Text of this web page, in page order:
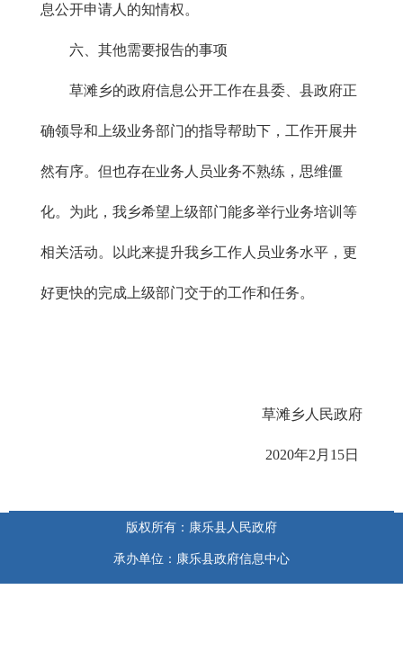
息公开申请人的知情权。
六、其他需要报告的事项
草滩乡的政府信息公开工作在县委、县政府正
确领导和上级业务部门的指导帮助下，工作开展井
然有序。但也存在业务人员业务不熟练，思维僵
化。为此，我乡希望上级部门能多举行业务培训等
相关活动。以此来提升我乡工作人员业务水平，更
好更快的完成上级部门交于的工作和任务。
草滩乡人民政府
2020年2月15日
版权所有：康乐县人民政府
承办单位：康乐县政府信息中心